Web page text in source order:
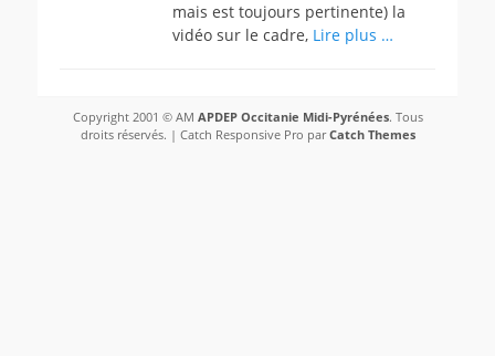
mais est toujours pertinente) la
vidéo sur le cadre, Lire plus …
Copyright 2001 © AM APDEP Occitanie Midi-Pyrénées. Tous
droits réservés. | Catch Responsive Pro parCatch Themes